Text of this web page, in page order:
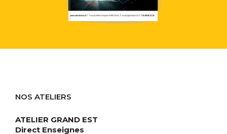
NOS ATELIERS
ATELIER GRAND EST
Direct Enseignes